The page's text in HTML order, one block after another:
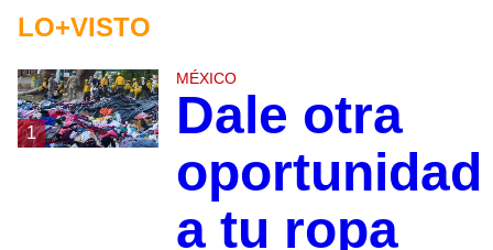
LO+VISTO
1
MÉXICO
Dale otra
oportunidad
a tu ropa